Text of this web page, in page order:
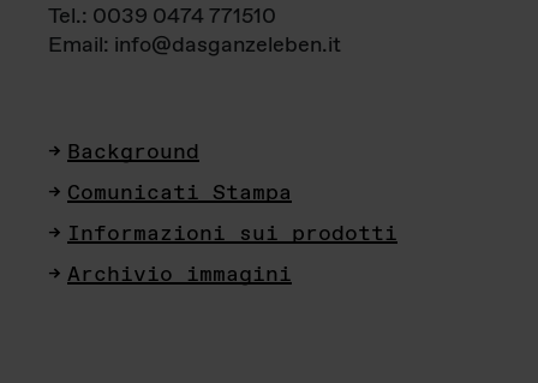
Tel.: 0039 0474 771510
Email: info@dasganzeleben.it
Background
Comunicati Stampa
Informazioni sui prodotti
Archivio immagini